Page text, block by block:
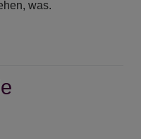
was.